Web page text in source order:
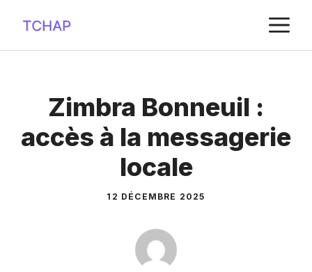
contenu
Zimbra Bonneuil :
accès à la messagerie
locale
12 DÉCEMBRE 2025